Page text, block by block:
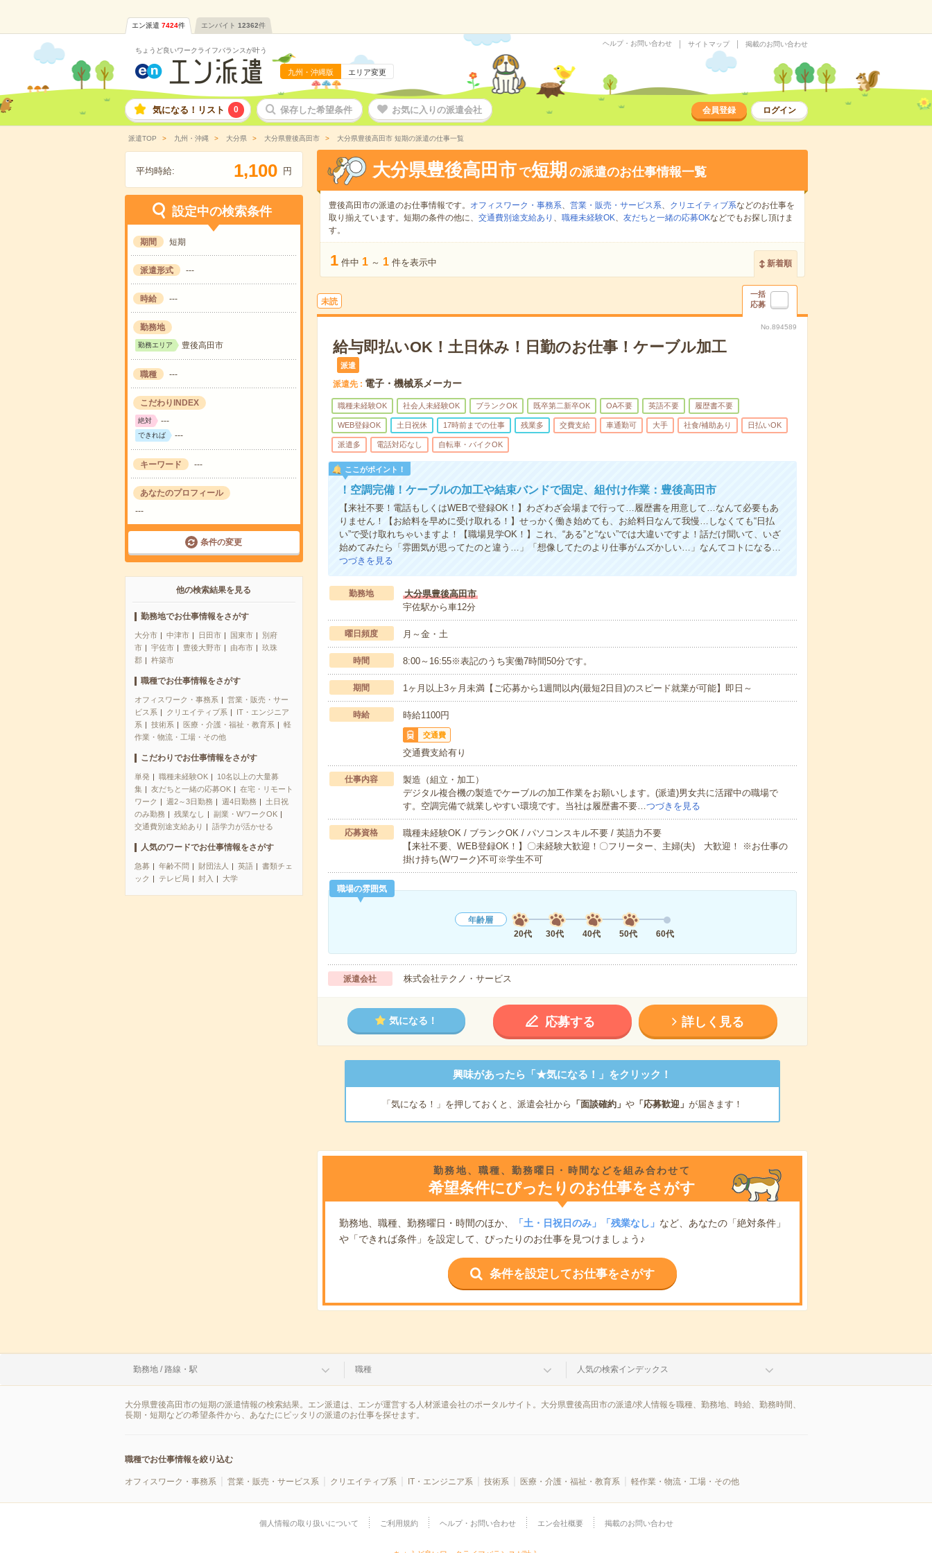
エン派遣 7424件 エンバイト 12362件
ちょうど良いワークライフバランスが叶う
九州・沖縄版 エリア変更
ヘルプ・お問い合わせ サイトマップ 掲載のお問い合わせ
気になる！リスト 0 保存した希望条件 お気に入りの派遣会社 会員登録 ログイン
派遣TOP 九州・沖縄 大分県 大分県豊後高田市 大分県豊後高田市 短期の派遣の仕事一覧
平均時給: 1,100 円
設定中の検索条件
期間 短期
派遣形式 ---
時給 ---
勤務地
勤務エリア 豊後高田市
職種 ---
こだわりINDEX
絶対 ---
できれば ---
キーワード ---
あなたのプロフィール
---
条件の変更
他の検索結果を見る
勤務地でお仕事情報をさがす
大分市 中津市 日田市 国東市
別府
市
宇佐市 豊後大野市 由布市
玖珠
郡
杵築市
職種でお仕事情報をさがす
オフィスワーク・事務系
営業・販売・サー
ビス系
クリエイティブ系
IT・エンジニア
系
技術系 医療・介護・福祉・教育系
軽
作業・物流・工場・その他
こだわりでお仕事情報をさがす
単発 職種未経験OK
10名以上の大量募
集
友だちと一緒の応募OK
在宅・リモート
ワーク
週2～3日勤務 週4日勤務
土日祝
のみ勤務
残業なし
副業・WワークOK
交通費別途支給あり
語学力が活かせる
人気のワードでお仕事情報をさがす
急募 年齢不問 財団法人 英語
書類チェ
ック
テレビ局 封入 大学
大分県豊後高田市 で短期 の派遣のお仕事情報一覧
豊後高田市の派遣のお仕事情報です。 オフィスワーク・事務系、 営業・販売・サービス系、 クリエイティブ系などのお仕事を
取り揃えています。短期の条件の他に、 交通費別途支給あり 、 職種未経験OK、 友だちと一緒の応募OKなどでもお探し頂けま
す。
1 件中 1 ～ 1 件を表示中 新着順
未読
一括
応募
No.894589
給与即払いOK！土日休み！日勤のお仕事！ケーブル加工
派遣
派遣先 電子・機械系メーカー
職種未経験OK 社会人未経験OK ブランクOK 既卒第二新卒OK OA不要 英語不要 履歴書不要
WEB登録OK 土日祝休 17時前までの仕事 残業多 交費支給 車通勤可 大手 社食/補助あり 日払いOK
派遣多 電話対応なし 自転車・バイクOK
ここがポイント！
！空調完備！ケーブルの加工や結束バンドで固定、組付け作業：豊後高田市
【来社不要！電話もしくはWEBで登録OK！】わざわざ会場まで行って…履歴書を用意して…なんて必要もあ
りません！【お給料を早めに受け取れる！】せっかく働き始めても、お給料日なんて我慢…しなくても“日払
い”で受け取れちゃいますよ！【職場見学OK！】これ、“ある”と“ない”では大違いですよ！話だけ聞いて、いざ
始めてみたら「雰囲気が思ってたのと違う…」「想像してたのより仕事がムズかしい…」なんてコトになる…
つづきを見る
勤務地
大分県豊後高田市
宇佐駅から車12分
曜日頻度 月～金・土
時間 8:00～16:55※表記のうち実働7時間50分です。
期間 1ヶ月以上3ヶ月未満【ご応募から1週間以内(最短2日目)のスピード就業が可能】即日～
時給 時給1100円
交通費
交通費支給有り
仕事内容
製造（組立・加工）
デジタル複合機の製造でケーブルの加工作業をお願いします。(派遣)男女共に活躍中の職場で
す。空調完備で就業しやすい環境です。当社は履歴書不要…つづきを見る
応募資格
職種未経験OK / ブランクOK / パソコンスキル不要 / 英語力不要
【来社不要、WEB登録OK！】〇未経験大歓迎！〇フリーター、主婦(夫) 大歓迎！ ※お仕事の
掛け持ち(Wワーク)不可※学生不可
職場の雰囲気
年齢層
20代
30代 40代 50代 60代
派遣会社 株式会社テクノ・サービス
気になる！ 応募する 詳しく見る
興味があったら「★気になる！」をクリック！
「気になる！」を押しておくと、派遣会社から 「面談確約」 や「応募歓迎」 が届きます！
勤務地、職種、勤務曜日・時間などを組み合わせて
希望条件にぴったりのお仕事をさがす
勤務地、職種、勤務曜日・時間のほか、 「土・日祝日のみ」「残業なし」 など、あなたの「絶対条件」
や「できれば条件」を設定して、ぴったりのお仕事を見つけましょう♪
条件を設定してお仕事をさがす
勤務地 / 路線・駅 職種 人気の検索インデックス
大分県豊後高田市の短期の派遣情報の検索結果。エン派遣は、エンが運営する人材派遣会社のポータルサイト。大分県豊後高田市の派遣/求人情報を職種、勤務地、時給、勤務時間、
長期・短期などの希望条件から、あなたにピッタリの派遣のお仕事を探せます。
職種でお仕事情報を絞り込む
オフィスワーク・事務系 営業・販売・サービス系 クリエイティブ系 IT・エンジニア系 技術系 医療・介護・福祉・教育系 軽作業・物流・工場・その他
個人情報の取り扱いについて ご利用規約 ヘルプ・お問い合わせ エン会社概要 掲載のお問い合わせ